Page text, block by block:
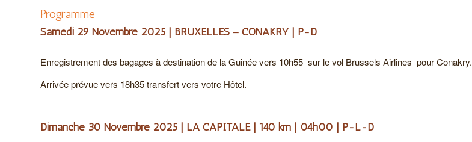
Programme
Samedi 29 Novembre 2025 | BRUXELLES – CONAKRY | P-D
Enregistrement des bagages à destination de la Guinée vers 10h55 sur le vol Brussels Airlines pour Conakry.
Arrivée prévue vers 18h35 transfert vers votre Hôtel.
Dimanche 30 Novembre 2025 | LA CAPITALE | 140 km | 04h00 | P-L-D